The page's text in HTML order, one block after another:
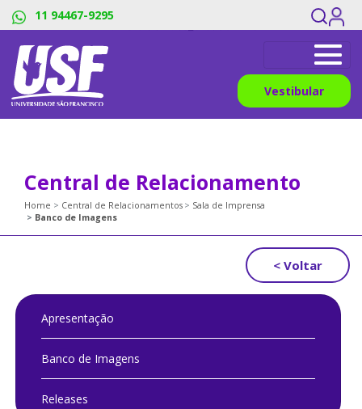
11 94467-9295
Vestibular
#os menus sao dividos pelos pipes, os links devem ter o mesmo
Central de Relacionamento
Home Central de Relacionamentos
Sala de Imprensa
Banco de Imagens
< Voltar
Apresentação
Banco de Imagens
Releases